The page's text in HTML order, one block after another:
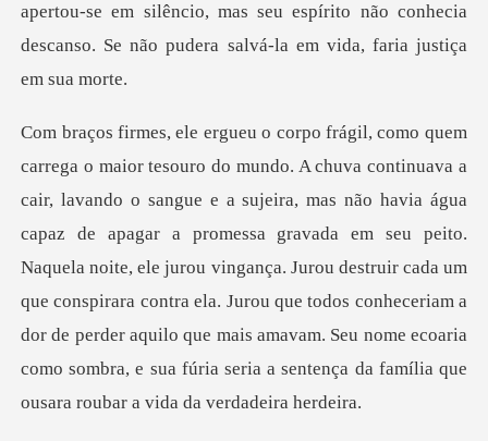
gua
capaz de apagar a promessa gravada em seu peito.
Naquela noite, ele jurou vingança. Jurou destruir cada um
que conspirara contra ela. Jurou que todos conhecer